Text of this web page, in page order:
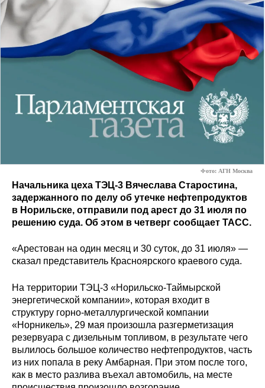
Фото: АГН Москва
Начальника цеха ТЭЦ-3 Вячеслава Старостина,
задержанного по делу об утечке нефтепродуктов
в Норильске, отправили под арест до 31 июля по
решению суда. Об этом в четверг сообщает ТАСС.
«Арестован на один месяц и 30 суток, до 31 июля» —
сказал представитель Красноярского краевого суда.
На территории ТЭЦ-3 «Норильско-Таймырской
энергетической компании», которая входит в
структуру горно-металлургической компании
«Норникель», 29 мая произошла разгерметизация
резервуара с дизельным топливом, в результате чего
вылилось большое количество нефтепродуктов, часть
из них попала в реку Амбарная. При этом после того,
как в место разлива въехал автомобиль, на месте